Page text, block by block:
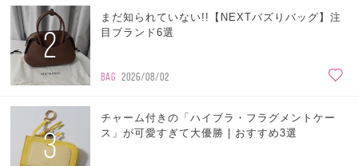
2
まだ知られていない!!【NEXTバズりバッグ】注
目ブランド6選
BAG 2026/08/02
3
チャーム付きの「ハイブラ・フラグメントケー
ス」が可愛すぎて大優勝 | おすすめ3選